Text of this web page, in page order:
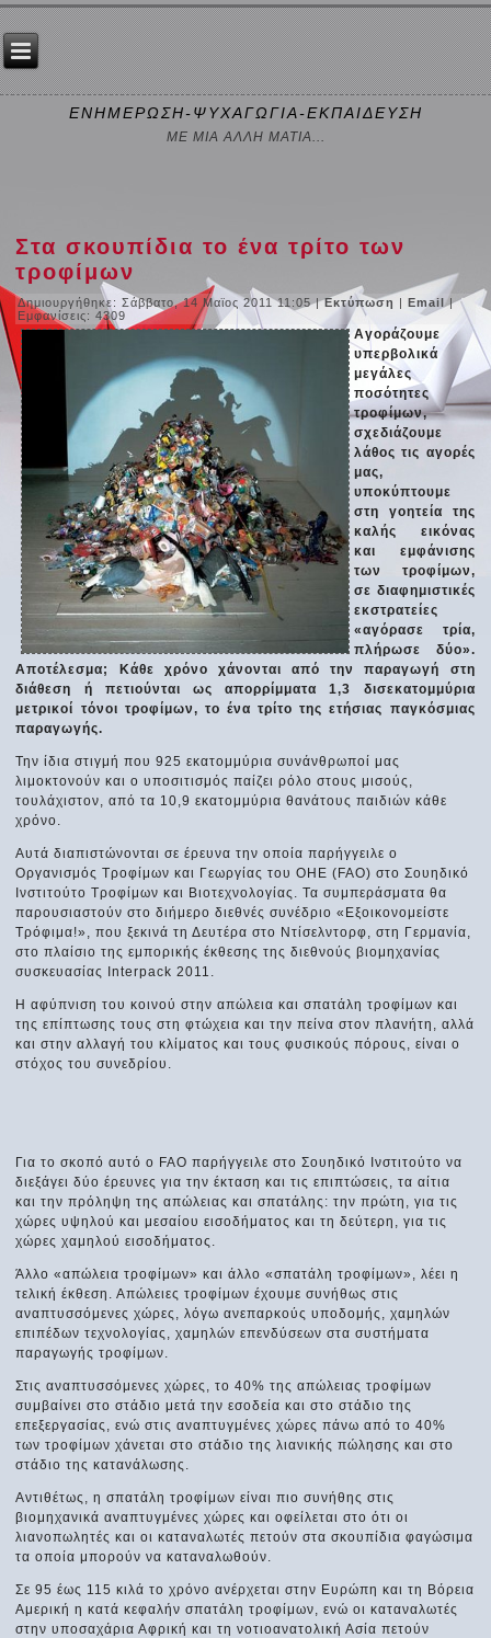
ΕΝΗΜΕΡΩΣΗ-ΨΥΧΑΓΩΓΙΑ-ΕΚΠΑΙΔΕΥΣΗ
ΜΕ ΜΙΑ ΑΛΛΗ ΜΑΤΙΑ...
Στα σκουπίδια το ένα τρίτο των
τροφίμων
Δημιουργήθηκε: Σάββατο, 14 Μαϊος 2011 11:05|Εκτύπωση |Email|
Εμφανίσεις: 4309
Αγοράζουμε
υπερβολικά
μεγάλες
ποσότητες
τροφίμων,
σχεδιάζουμε
λάθος τις αγορές
μας,
υποκύπτουμε
στη γοητεία της
καλής εικόνας
και εμφάνισης
των τροφίμων,
σε διαφημιστικές
εκστρατείες
«αγόρασε τρία,
πλήρωσε δύο».
Αποτέλεσμα; Κάθε χρόνο χάνονται από την παραγωγή στη
διάθεση ή πετιούνται ως απορρίμματα 1,3 δισεκατομμύρια
μετρικοί τόνοι τροφίμων, το ένα τρίτο της ετήσιας παγκόσμιας
παραγωγής.
Την ίδια στιγμή που 925 εκατομμύρια συνάνθρωποί μας
λιμοκτονούν και ο υποσιτισμός παίζει ρόλο στους μισούς,
τουλάχιστον, από τα 10,9 εκατομμύρια θανάτους παιδιών κάθε
χρόνο.
Αυτά διαπιστώνονται σε έρευνα την οποία παρήγγειλε ο
Οργανισμός Τροφίμων και Γεωργίας του ΟΗΕ (FAO) στο Σουηδικό
Ινστιτούτο Τροφίμων και Βιοτεχνολογίας. Τα συμπεράσματα θα
παρουσιαστούν στο διήμερο διεθνές συνέδριο «Εξοικονομείστε
Τρόφιμα!», που ξεκινά τη Δευτέρα στο Ντίσελντορφ, στη Γερμανία,
στο πλαίσιο της εμπορικής έκθεσης της διεθνούς βιομηχανίας
συσκευασίας Interpack 2011.
Η αφύπνιση του κοινού στην απώλεια και σπατάλη τροφίμων και
της επίπτωσης τους στη φτώχεια και την πείνα στον πλανήτη, αλλά
και στην αλλαγή του κλίματος και τους φυσικούς πόρους, είναι ο
στόχος του συνεδρίου.
Για το σκοπό αυτό ο FAO παρήγγειλε στο Σουηδικό Ινστιτούτο να
διεξάγει δύο έρευνες για την έκταση και τις επιπτώσεις, τα αίτια
και την πρόληψη της απώλειας και σπατάλης: την πρώτη, για τις
χώρες υψηλού και μεσαίου εισοδήματος και τη δεύτερη, για τις
χώρες χαμηλού εισοδήματος.
Άλλο «απώλεια τροφίμων» και άλλο «σπατάλη τροφίμων», λέει η
τελική έκθεση. Απώλειες τροφίμων έχουμε συνήθως στις
αναπτυσσόμενες χώρες, λόγω ανεπαρκούς υποδομής, χαμηλών
επιπέδων τεχνολογίας, χαμηλών επενδύσεων στα συστήματα
παραγωγής τροφίμων.
Στις αναπτυσσόμενες χώρες, το 40% της απώλειας τροφίμων
συμβαίνει στο στάδιο μετά την εσοδεία και στο στάδιο της
επεξεργασίας, ενώ στις αναπτυγμένες χώρες πάνω από το 40%
των τροφίμων χάνεται στο στάδιο της λιανικής πώλησης και στο
στάδιο της κατανάλωσης.
Αντιθέτως, η σπατάλη τροφίμων είναι πιο συνήθης στις
βιομηχανικά αναπτυγμένες χώρες και οφείλεται στο ότι οι
λιανοπωλητές και οι καταναλωτές πετούν στα σκουπίδια φαγώσιμα
τα οποία μπορούν να καταναλωθούν.
Σε 95 έως 115 κιλά το χρόνο ανέρχεται στην Ευρώπη και τη Βόρεια
Αμερική η κατά κεφαλήν σπατάλη τροφίμων, ενώ οι καταναλωτές
στην υποσαχάρια Αφρική και τη νοτιοανατολική Ασία πετούν